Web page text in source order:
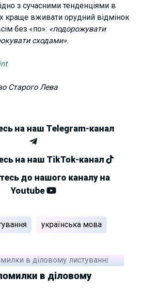
з сучасними тенденціями в
краще вживати орудний відмінок
без «по»: «подорожувати
сходами».
Старого Лева
на наш Telegram-канал
на наш TikTok-канал
до нашого каналу на
Youtube
українська мова
в діловому